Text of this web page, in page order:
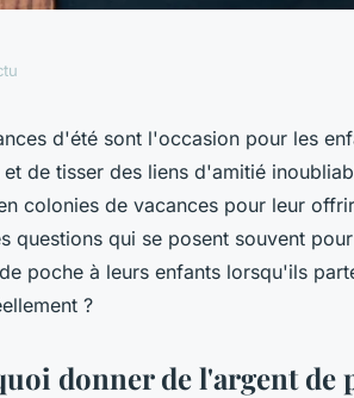
l'argent de
de
d'été sont l'occasion pour les
de tisser des liens d'amitié
colonies de vacances pour leur
questions qui se posent souvent
poche à leurs enfants lorsqu'ils
?
donner de l'argent de